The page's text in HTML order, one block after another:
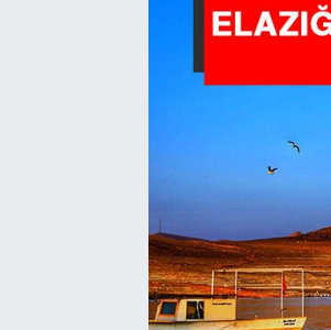
KÜLTÜR-SANAT
ÖZEL HABER